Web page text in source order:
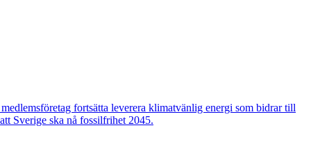
fortsätta leverera klimatvänlig energi som bidrar till
Sverige ska nå fossilfrihet 2045.